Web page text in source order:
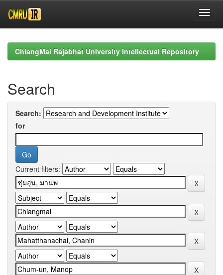
navigationChiangMai Rajabhat University Intellectual Repository
Search
Search:
for
Current filters: